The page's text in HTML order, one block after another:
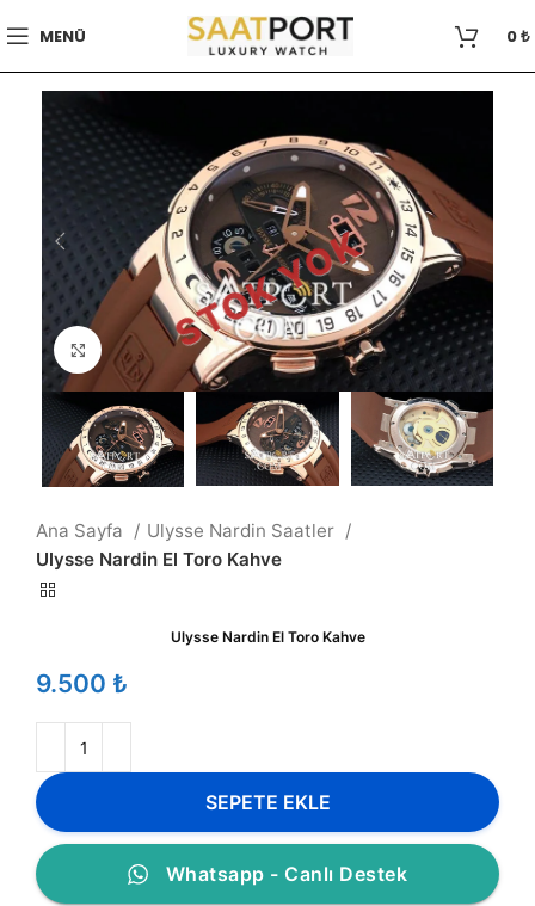
MENÜ 0₺
Büyütmek için tıklayın
STOK YOK
Ana Sayfa
Ulysse Nardin Saatler
Ulysse Nardin El Toro Kahve
Ulysse Nardin El Toro Kahve
₺
SEPETE EKLE
Whatsapp - Canlı Destek